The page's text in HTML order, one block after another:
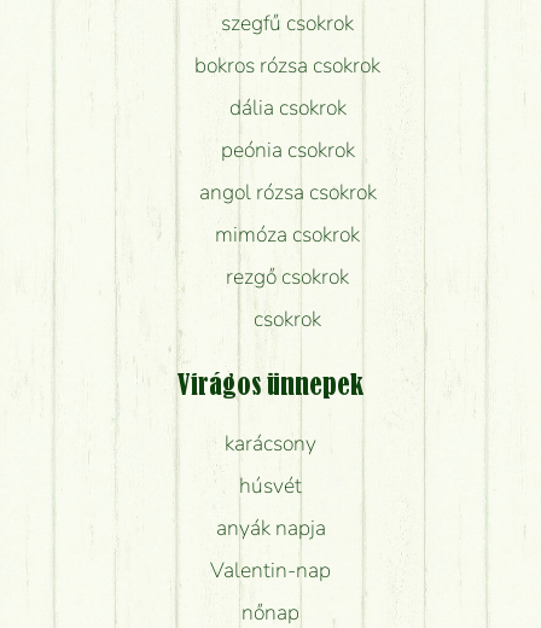
szegfű csokrok
bokros rózsa csokrok
dália csokrok
peónia csokrok
angol rózsa csokrok
mimóza csokrok
rezgő csokrok
csokrok
Virágos ünnepek
karácsony
húsvét
anyák napja
Valentin-nap
nőnap